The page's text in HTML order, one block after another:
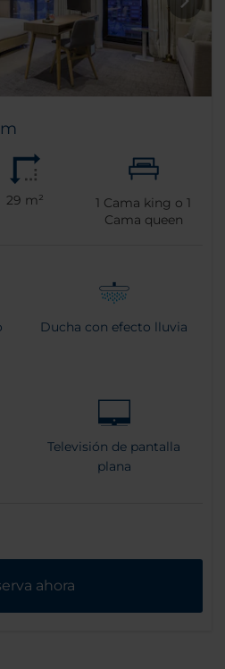
29 m² 1 Cama king o1
Cama queen
Ducha con efecto lluvia
Televisión de pantalla
plana
ahora